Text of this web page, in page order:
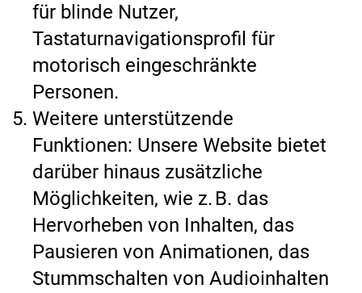
für blinde Nutzer,
Tastaturnavigationsprofil für
motorisch eingeschränkte
Personen.
Weitere unterstützende
Funktionen: Unsere Website bietet
darüber hinaus zusätzliche
Möglichkeiten, wie z. B. das
Hervorheben von Inhalten, das
Pausieren von Animationen, das
Stummschalten von Audioinhalten